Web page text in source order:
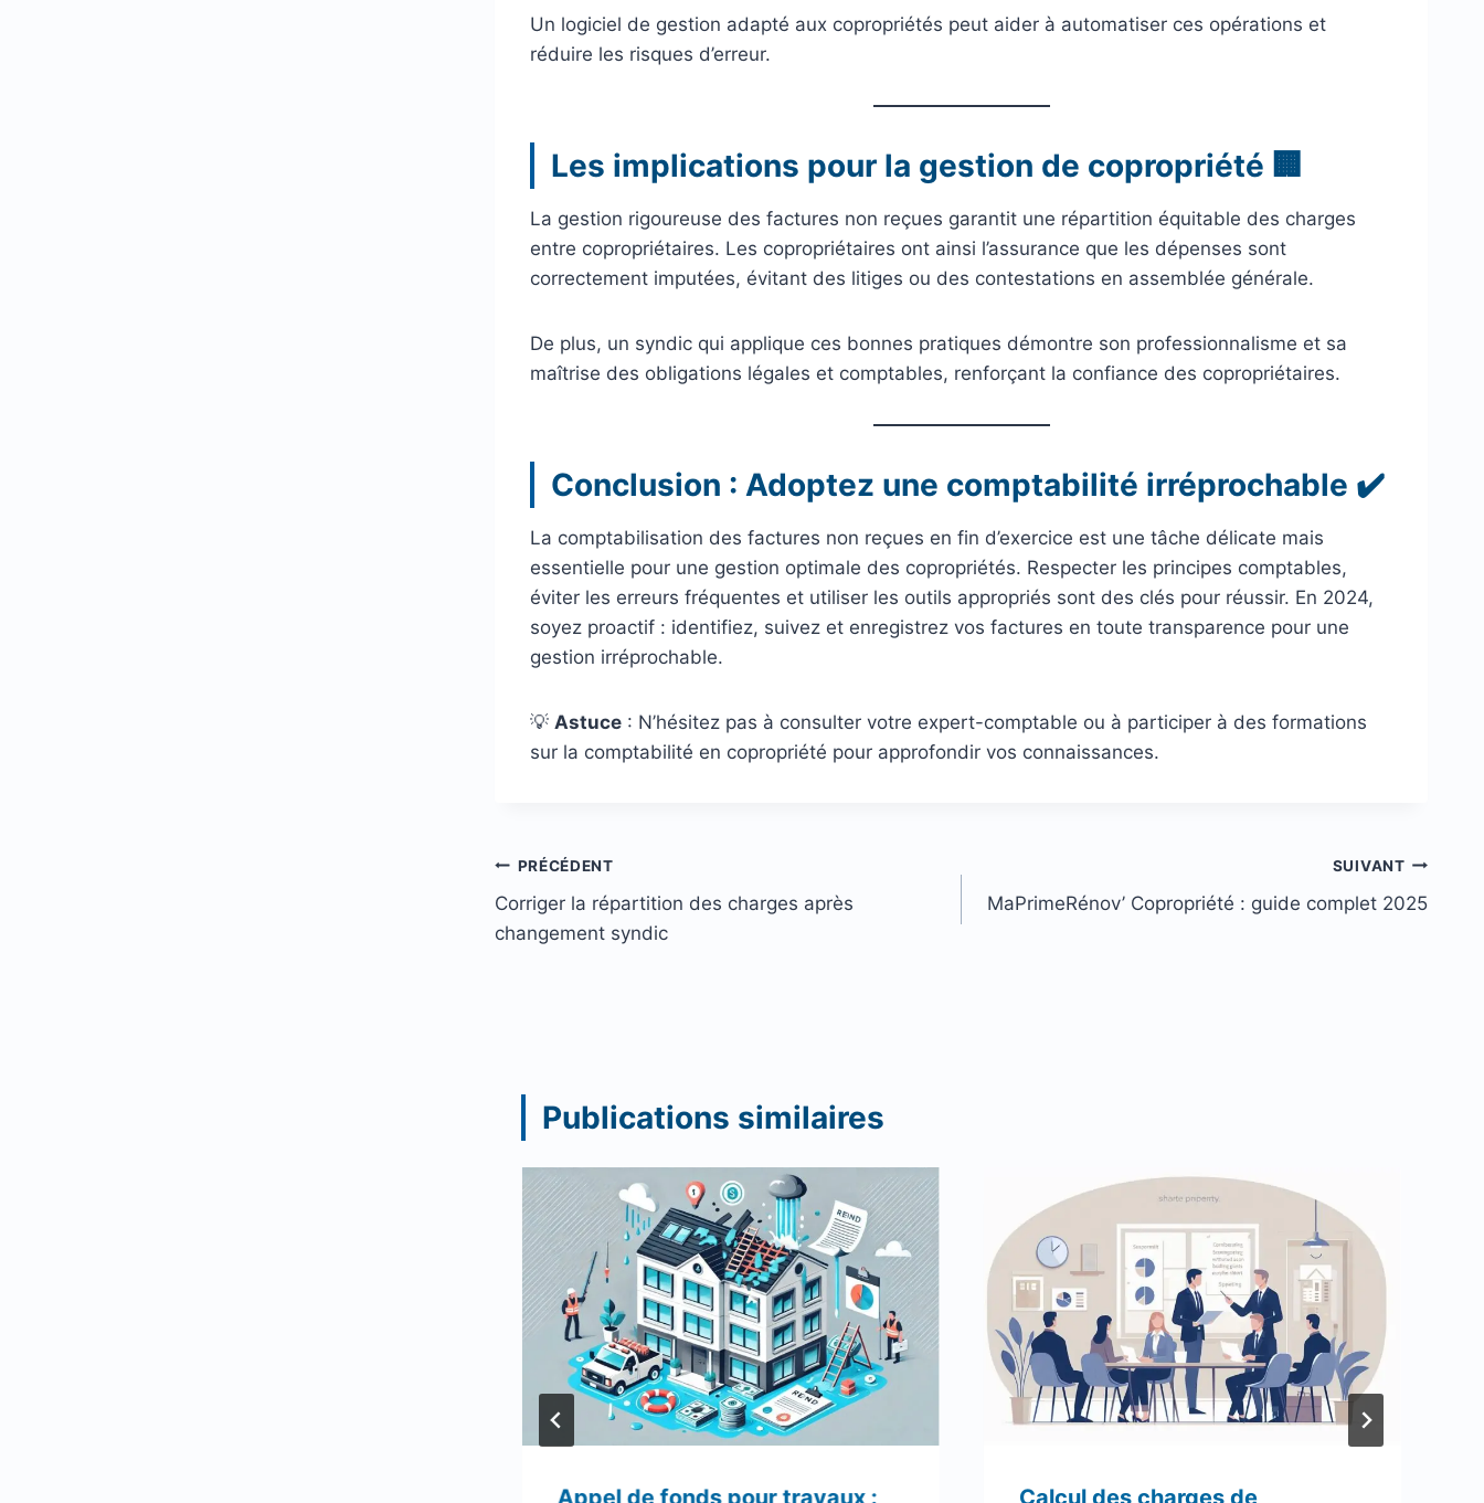
Un logiciel de gestion adapté aux copropriétés peut aider à automatiser ces opérations et
réduire les risques d’erreur.
Les implications pour la gestion de copropriété 🏢
La gestion rigoureuse des factures non reçues garantit une répartition équitable des charges
entre copropriétaires. Les copropriétaires ont ainsi l’assurance que les dépenses sont
correctement imputées, évitant des litiges ou des contestations en assemblée générale.
De plus, un syndic qui applique ces bonnes pratiques démontre son professionnalisme et sa
maîtrise des obligations légales et comptables, renforçant la confiance des copropriétaires.
Conclusion : Adoptez une comptabilité irréprochable ✔️
La comptabilisation des factures non reçues en fin d’exercice est une tâche délicate mais
essentielle pour une gestion optimale des copropriétés. Respecter les principes comptables,
éviter les erreurs fréquentes et utiliser les outils appropriés sont des clés pour réussir. En 2024,
soyez proactif : identifiez, suivez et enregistrez vos factures en toute transparence pour une
gestion irréprochable.
💡Astuce : N’hésitez pas à consulter votre expert-comptable ou à participer à des formations
sur la comptabilité en copropriété pour approfondir vos connaissances.
Navigation
de
PRÉCÉDENT
Corriger la répartition des charges après
changement syndic
SUIVANT
MaPrimeRénov’ Copropriété : guide complet 2025
Publications similaires